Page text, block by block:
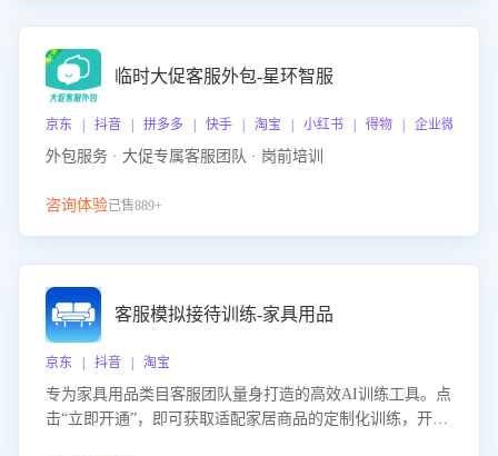
临时大促客服外包-星环智服
京东 | 抖音 | 拼多多 | 快手 | 淘宝 | 小红书 | 得物 | 企业微信
外包服务 · 大促专属客服团队 · 岗前培训
咨询体验已售889+
客服模拟接待训练-家具用品
京东 | 抖音 | 淘宝
专为家具用品类目客服团队量身打造的高效AI训练工具。点
击“立即开通”，即可获取适配家居商品的定制化训练，开启